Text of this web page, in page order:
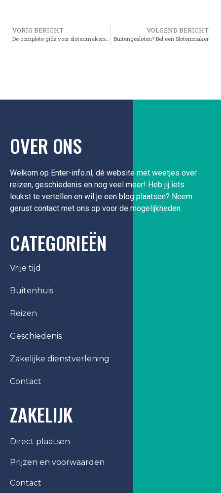
VORIG BERICHT VOLGEND BERICHT
Buitengesloten? Bel een Slotenmaker
OVER ONS
Welkom op Enter-info.nl, dé website met weetjes over
reizen, geschiedenis en nog veel meer! Heb jij iets
leukst te vertellen en wil je een blog plaatsen? Neem
gerust contact met ons op voor de mogelijkheden.
CATEGORIEËN
Vrije tijd
Buitenhuis
Reizen
Geschiedenis
Zakelijke dienstverlening
Contact
ZAKELIJK
Direct plaatsen
Prijzen en voorwaarden
Contact